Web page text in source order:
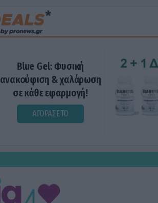
Blue Gel: Φυσική
ανακούφιση & χαλάρωση
σε κάθε εφαρμογή!
ΑΓΟΡΑΣΕ ΤΟ